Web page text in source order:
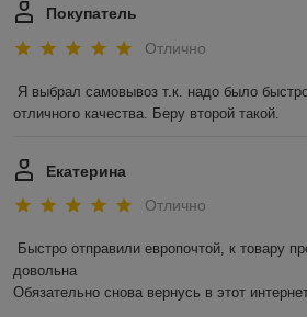
Покупатель
Отлично
Я выбрал самовывоз т.к. надо было
отличного качества. Беру второй такой.
Екатерина
Отлично
Быстро отправили европочтой, к товару
довольна
Обязательно снова вернусь в этот